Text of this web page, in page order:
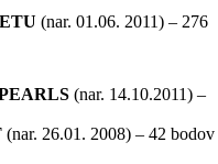
(nar. 01.06. 2011) – 276
(nar. 14.10.2011) –
(nar. 26.01. 2008) – 42 bodov